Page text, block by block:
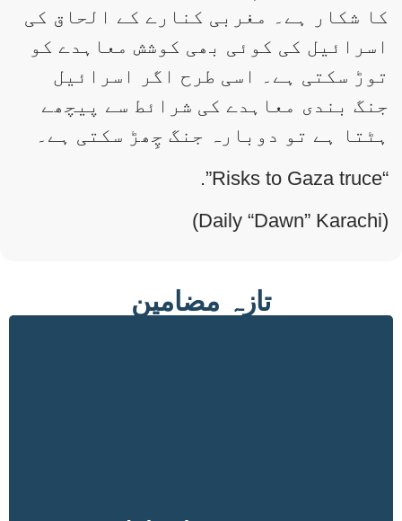
کا شکار ہے۔ مغربی کنارے کے الحاق کی
اسرائیل کی کوئی بھی کوشش معاہدے کو
توڑ سکتی ہے۔ اسی طرح اگر اسرائیل
جنگ بندی معاہدے کی شرائط سے پیچھے
ہٹتا ہے تو دوبارہ جنگ چِھڑ سکتی ہے۔
“Risks to Gaza truce”.
(Daily “Dawn” Karachi)
تازہ مضامین